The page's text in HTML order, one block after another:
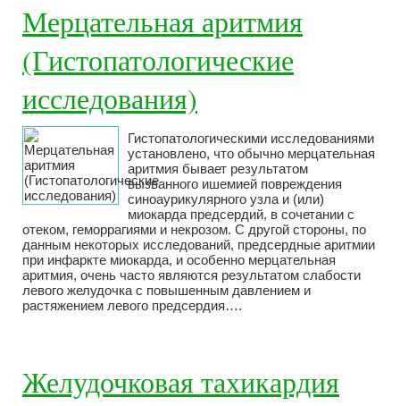
Мерцательная аритмия
(Гистопатологические
исследования)
Гистопатологическими исследованиями
установлено, что обычно мерцательная
аритмия бывает результатом
вызванного ишемией повреждения
синоаурикулярного узла и (или)
миокарда предсердий, в сочетании с
отеком, геморрагиями и некрозом. С другой стороны, по
данным некоторых исследований, предсердные аритмии
при инфаркте миокарда, и особенно мерцательная
аритмия, очень часто являются результатом слабости
левого желудочка с повышенным давлением и
растяжением левого предсердия….
Желудочковая тахикардия